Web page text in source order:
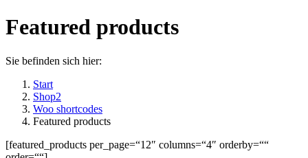
Featured products
Sie befinden sich hier:
Start
Shop2
Woo shortcodes
Featured products
[featured_products per_page=“12″ columns=“4″ orderby=““